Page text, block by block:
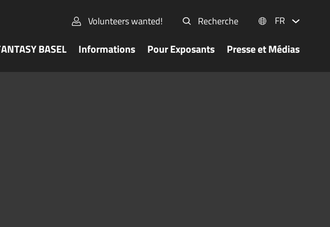
Volunteers wanted! Recherche FR
BASEL Informations Pour Exposants Presse et Médias